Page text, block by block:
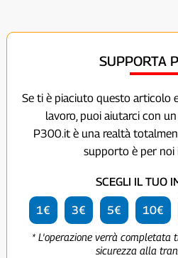
SUPPORTA
Se ti è piaciuto questo articolo
lavoro, puoi aiutarci con
P300.it è una realtà
supporto è per noi
SCEGLI IL TUO
1€ 3€ 5€ 10€
* L'operazione verrà completata
sicurezza alla